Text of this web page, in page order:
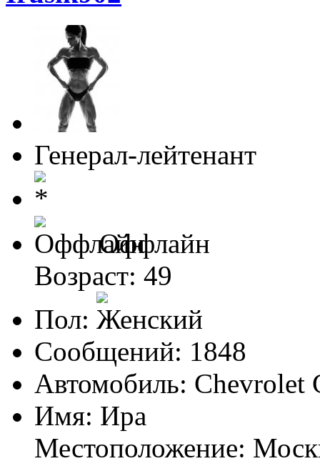
Генерал-лейтенант
Оффлайн
Возраст: 49
Пол:
Сообщений: 1848
Автомобиль: Chevrolet
Имя: Ира
Местоположение: